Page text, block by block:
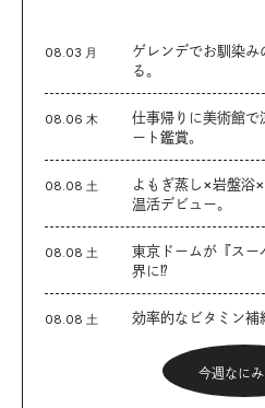
08.03 月
ゲレンデでお馴染
る。
08.06 木
仕事帰りに美術館で
ート鑑賞。
08.08 土
よもぎ蒸し×岩盤浴
温活デビュー。
08.08 土
東京ドームが『ス
界に⁉︎
08.08 土 効率的なビタミン補
今週なにみ